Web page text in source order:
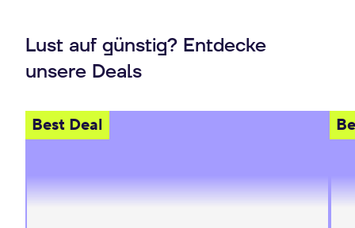
Lust auf günstig? Entdecke
unsere Deals
Best Deal